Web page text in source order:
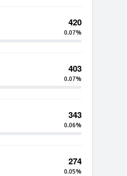
420
0.07%
403
0.07%
343
0.06%
274
0.05%